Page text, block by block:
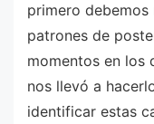
primero
patrones de
momentos en los
nos llevó a
identificar estas